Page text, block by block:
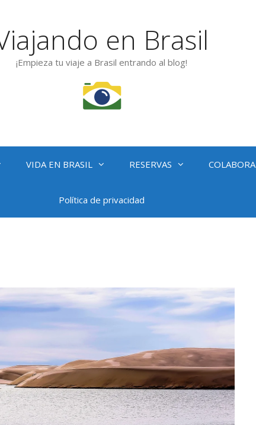
en Brasil
¡Empieza tu viaje a Brasil entrando al blog!
VIDA EN BRASIL RESERVAS COLABORA
Política de privacidad